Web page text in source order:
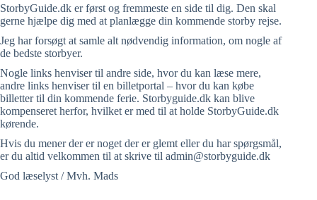
StorbyGuide.dk er først og fremmeste en side til dig. Den skal
gerne hjælpe dig med at planlægge din kommende storby rejse.
Jeg har forsøgt at samle alt nødvendig information, om nogle af
de bedste storbyer.
Nogle links henviser til andre side, hvor du kan læse mere,
andre links henviser til en billetportal – hvor du kan købe
billetter til din kommende ferie. Storbyguide.dk kan blive
kompenseret herfor, hvilket er med til at holde StorbyGuide.dk
kørende.
Hvis du mener der er noget der er glemt eller du har spørgsmål,
er du altid velkommen til at skrive til admin@storbyguide.dk
God læselyst / Mvh. Mads